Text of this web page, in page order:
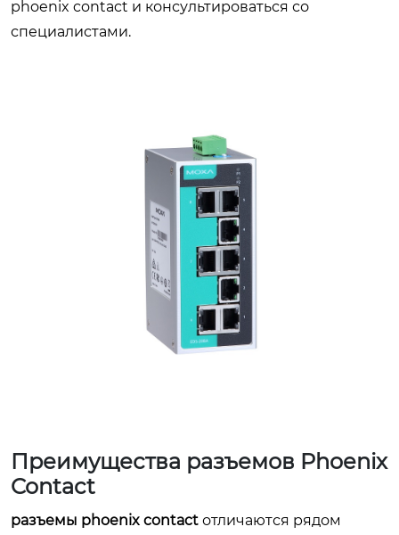
phoenix contact и консультироваться со
специалистами.
Преимущества разъемов Phoenix
Contact
разъемы phoenix contact отличаются рядом